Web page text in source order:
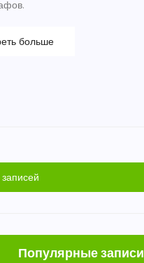
больше
Популярные записи